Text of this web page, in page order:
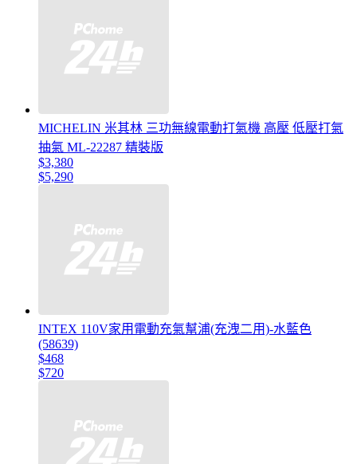
MICHELIN 米其林 三功無線電動打氣機 高壓 低壓打氣
抽氣 ML-22287 精裝版
$3,380
$5,290
INTEX 110V家用電動充氣幫浦(充洩二用)-水藍色
(58639)
$468
$720